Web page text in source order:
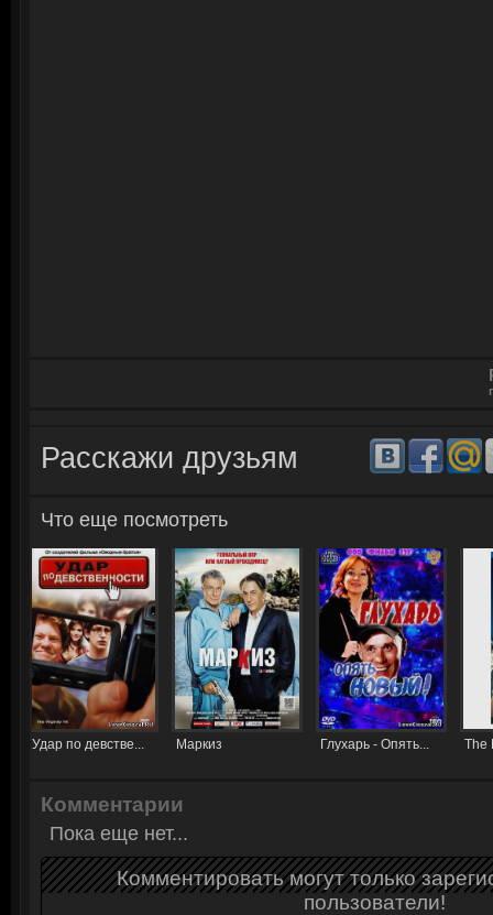
Расскажи друзьям
Что еще посмотреть
Удар по девстве... Маркиз Глухарь - Опять... The
Комментарии
Пока еще нет...
Комментировать могут только
пользователи!